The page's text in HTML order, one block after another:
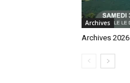
Archives
Archives 2026